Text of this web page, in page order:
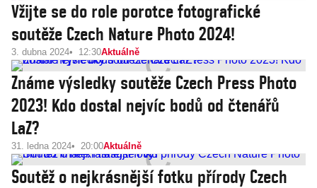
Vžijte se do role porotce fotografické
soutěže Czech Nature Photo 2024!
3. dubna 2024 12:30Aktuálně
Známe výsledky soutěže Czech Press Photo
2023! Kdo dostal nejvíc bodů od čtenářů
LaZ?
31. ledna 2024 20:00Aktuálně
Soutěž o nejkrásnější fotku přírody Czech